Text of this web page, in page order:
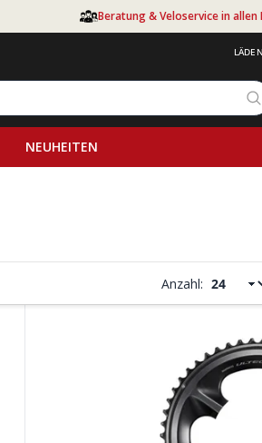
Beratung & Veloservice in allen
LÄDEN
NEUHEITEN
Anzahl: